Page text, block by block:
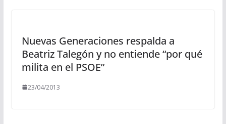
Nuevas Generaciones respalda a
Beatriz Talegón y no entiende “por qué
milita en el PSOE”
23/04/2013